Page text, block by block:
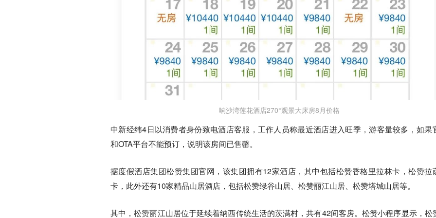
响沙湾莲花酒店270°观景大床房8月价格
中新经纬4日以消费者身份致电酒店客服，工作人员称最近酒店进入旺季，游客量较多，如果
和OTA平台不能预订，说明该房间已售罄。
据度假酒店集团松赞集团官网，该集团拥有12家酒店，其中包括松赞香格里拉林卡，松赞拉
卡，此外还有10家精品山居酒店，包括松赞绿谷山居、松赞丽江山居、松赞塔城山居等。
其中，松赞丽江山居位于延续着纳西传统生活的茨满村，共有42间客房。松赞小程序显示，松